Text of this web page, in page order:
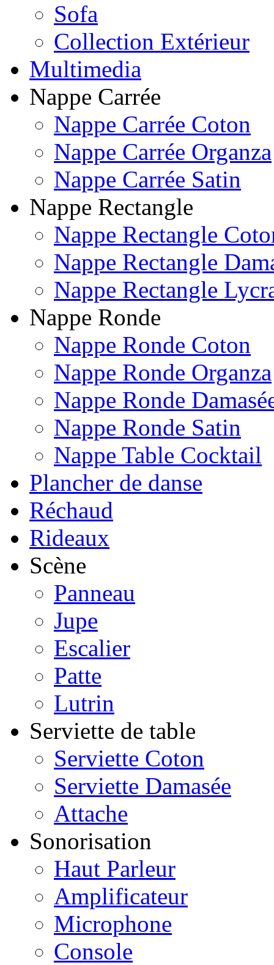
Sofa
Collection Extérieur
Multimedia
Nappe Carrée
Nappe Carrée Coton
Nappe Carrée Organza
Nappe Carrée Satin
Nappe Rectangle
Nappe Rectangle
Nappe Rectangle
Nappe Rectangle
Nappe Ronde
Nappe Ronde Coton
Nappe Ronde Organza
Nappe Ronde
Nappe Ronde Satin
Nappe Table Cocktail
Plancher de danse
Réchaud
Rideaux
Scène
Panneau
Jupe
Escalier
Patte
Lutrin
Serviette de table
Serviette Coton
Serviette Damasée
Attache
Sonorisation
Haut Parleur
Amplificateur
Microphone
Console